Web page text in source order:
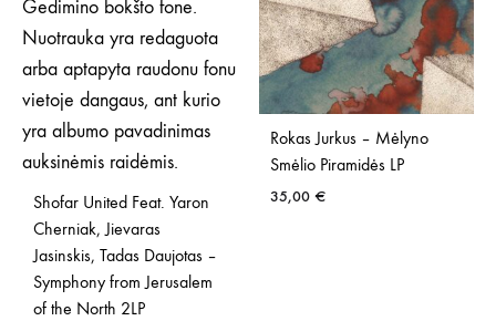
Shofar United Feat. Yaron
Cherniak, Jievaras
Jasinskis, Tadas Daujotas –
Symphony from Jerusalem
of the North 2LP
Rokas Jurkus – Mėlyno
Smėlio Piramidės LP
35,00 €